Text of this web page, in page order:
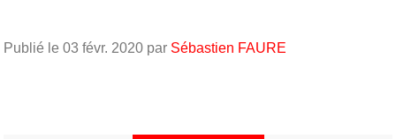
Publié le 03 févr. 2020 par Sébastien FAURE